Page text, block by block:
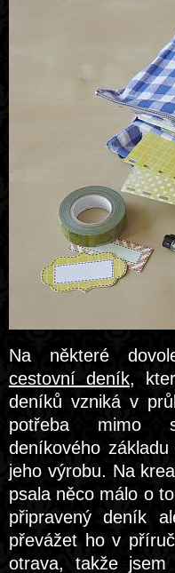
Na některé
cestovní deník,
deníků vzniká v
potřeba mimo
deníkového
jeho výrobu. Na
psala něco málo o
připravený deník
převážet ho v
otrava, takže